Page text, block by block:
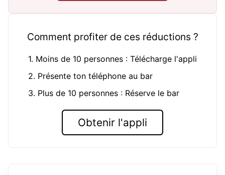
Comment profiter de ces réductions ?
1. Moins de 10 personnes : Télécharge l'appli
2. Présente ton téléphone au bar
3. Plus de 10 personnes : Réserve le bar
Obtenir l'appli